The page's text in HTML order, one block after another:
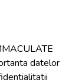
datelor